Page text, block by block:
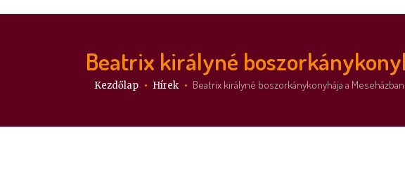
Beatrix királyné
Itt vagy:
Kezdőlap Hírek Beatrix királyné boszorkánykonyhája a Meseházban